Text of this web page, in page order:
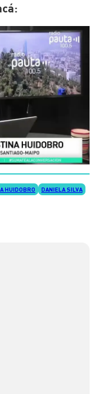
HUIDOBRO
DANIELA SILVA